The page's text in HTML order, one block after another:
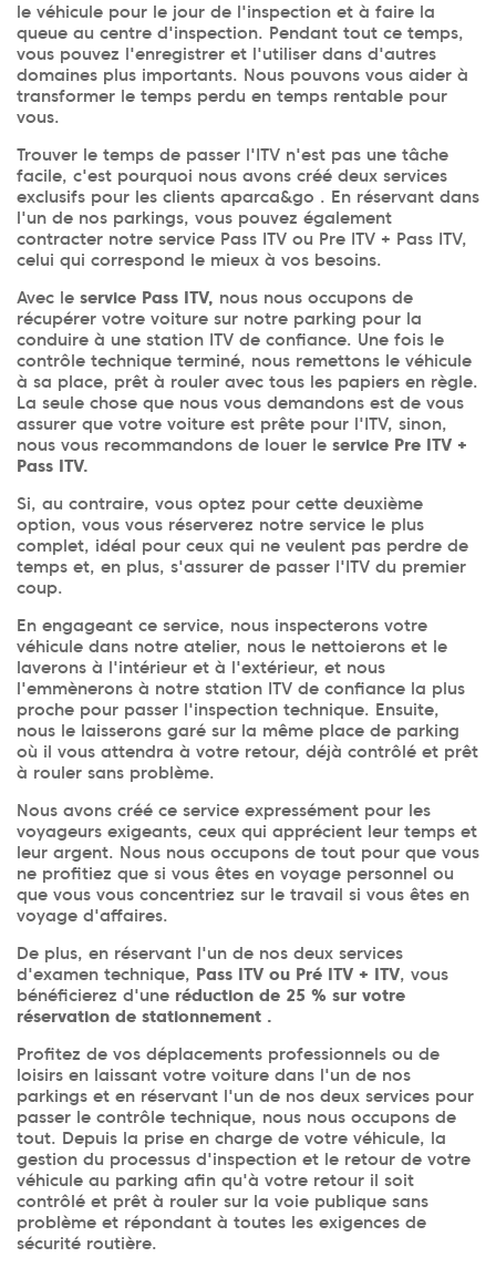
le véhicule pour le jour de l'inspection et à faire la
queue au centre d'inspection. Pendant tout ce temps,
vous pouvez l'enregistrer et l'utiliser dans d'autres
domaines plus importants. Nous pouvons vous aider à
transformer le temps perdu en temps rentable pour
vous.
Trouver le temps de passer l'ITV n'est pas une tâche
facile, c'est pourquoi nous avons créé deux services
exclusifs pour les clients aparca&go . En réservant dans
l'un de nos parkings, vous pouvez également
contracter notre service Pass ITV ou Pre ITV + Pass ITV,
celui qui correspond le mieux à vos besoins.
Avec le service Pass ITV, nous nous occupons de
récupérer votre voiture sur notre parking pour la
conduire à une station ITV de confiance. Une fois le
contrôle technique terminé, nous remettons le véhicule
à sa place, prêt à rouler avec tous les papiers en règle.
La seule chose que nous vous demandons est de vous
assurer que votre voiture est prête pour l'ITV, sinon,
nous vous recommandons de louer le service Pre ITV +
Pass ITV.
Si, au contraire, vous optez pour cette deuxième
option, vous vous réserverez notre service le plus
complet, idéal pour ceux qui ne veulent pas perdre de
temps et, en plus, s'assurer de passer l'ITV du premier
coup.
En engageant ce service, nous inspecterons votre
véhicule dans notre atelier, nous le nettoierons et le
laverons à l'intérieur et à l'extérieur, et nous
l'emmènerons à notre station ITV de confiance la plus
proche pour passer l'inspection technique. Ensuite,
nous le laisserons garé sur la même place de parking
où il vous attendra à votre retour, déjà contrôlé et prêt
à rouler sans problème.
Nous avons créé ce service expressément pour les
voyageurs exigeants, ceux qui apprécient leur temps et
leur argent. Nous nous occupons de tout pour que vous
ne profitiez que si vous êtes en voyage personnel ou
que vous vous concentriez sur le travail si vous êtes en
voyage d'affaires.
De plus, en réservant l'un de nos deux services
d'examen technique, Pass ITV ou Pré ITV + ITV, vous
bénéficierez d'une réduction de 25 % sur votre
réservation de stationnement .
Profitez de vos déplacements professionnels ou de
loisirs en laissant votre voiture dans l'un de nos
parkings et en réservant l'un de nos deux services pour
passer le contrôle technique, nous nous occupons de
tout. Depuis la prise en charge de votre véhicule, la
gestion du processus d'inspection et le retour de votre
véhicule au parking afin qu'à votre retour il soit
contrôlé et prêt à rouler sur la voie publique sans
problème et répondant à toutes les exigences de
sécurité routière.